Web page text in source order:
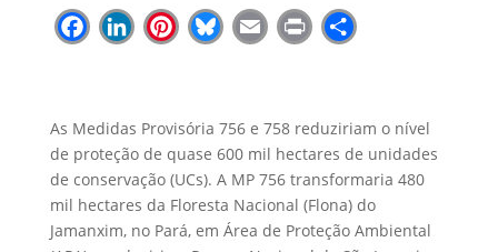
Facebook
LinkedIn
Pinterest
Bluesky
Email
PrintShare
As Medidas Provisória 756 e 758 reduziriam o nível
de proteção de quase 600 mil hectares de unidades
de conservação (UCs). A MP 756 transformaria 480
mil hectares da Floresta Nacional (Flona) do
Jamanxim, no Pará, em Área de Proteção Ambiental